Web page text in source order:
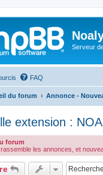
Serveur
FAQ
du forum Annonce -
extension :
forum
les annonces, et